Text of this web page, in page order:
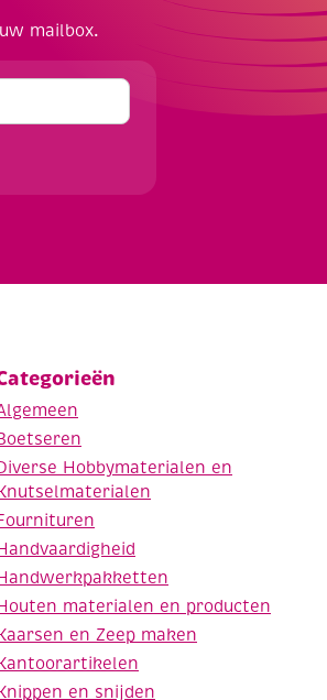
mailbox.
Hobbymaterialen en
materialen en producten
en Zeep maken
en snijden